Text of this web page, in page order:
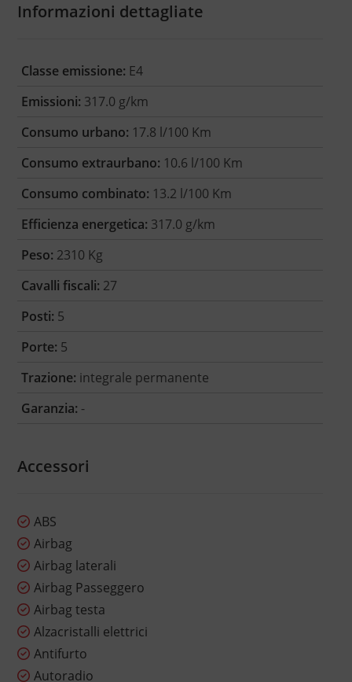
Informazioni dettagliate
Classe emissione: E4
Emissioni: 317.0 g/km
Consumo urbano: 17.8 l/100 Km
Consumo extraurbano: 10.6 l/100 Km
Consumo combinato: 13.2 l/100 Km
Efficienza energetica: 317.0 g/km
Peso: 2310 Kg
Cavalli fiscali: 27
Posti: 5
Porte: 5
Trazione: integrale permanente
Garanzia: -
Accessori
ABS
Airbag
Airbag laterali
Airbag Passeggero
Airbag testa
Alzacristalli elettrici
Antifurto
Autoradio